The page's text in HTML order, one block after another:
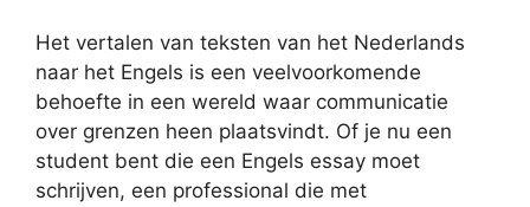
Het vertalen van teksten van het Nederlands
naar het Engels is een veelvoorkomende
behoefte in een wereld waar communicatie
over grenzen heen plaatsvindt. Of je nu een
student bent die een Engels essay moet
schrijven, een professional die met